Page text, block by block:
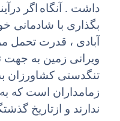
داشت . آنگاه اگر
بگذاری با شادمانی
آبادی ، قدرت تحمل
ویرانی زمین به جهت
تنگدستی کشاورزان
زمامداران است که به
ندارند و ازتاریخ